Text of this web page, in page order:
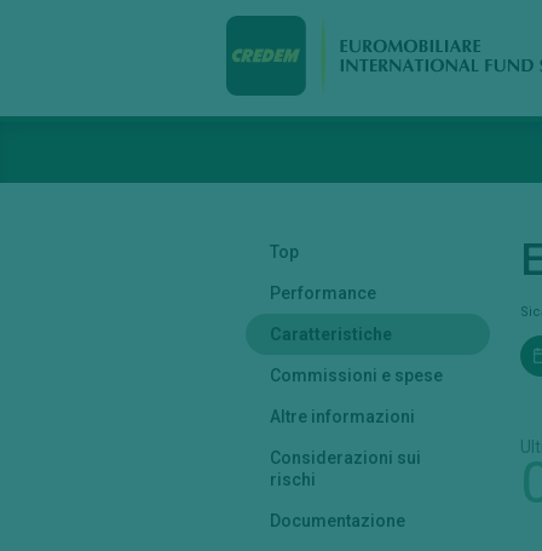
Top
Performance
Caratteristiche
Commissioni e spese
Altre informazioni
Considerazioni sui
rischi
Documentazione